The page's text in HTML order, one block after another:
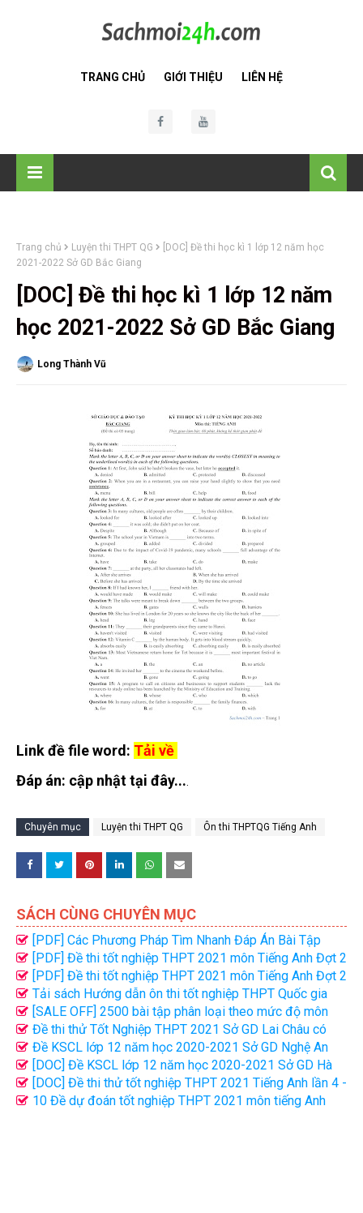
TRANG CHỦ GIỚI THIỆU LIÊN HỆ
Trang chủ Luyện thi THPT QG
[DOC] Đề thi học kì 1 lớp 12 năm học
2021-2022 Sở GD Bắc Giang
[DOC] Đề thi học kì 1 lớp 12 năm
học 2021-2022 Sở GD Bắc Giang
Long Thành Vũ
Link đề file word: Tải về
Đáp án: cập nhật tại đây....
Chuyên mục Luyện thi THPT QG Ôn thi THPTQG Tiếng Anh
SÁCH CÙNG CHUYÊN MỤC
[PDF] Các Phương Pháp Tìm Nhanh Đáp Án Bài Tập
Trắc Nghiệm Môn Toán - Thi THPT
[PDF] Đề thi tốt nghiệp THPT 2021 môn Tiếng Anh Đợt 2
(Mã đề 411)
[PDF] Đề thi tốt nghiệp THPT 2021 môn Tiếng Anh Đợt 2
(Mã đề 416)
Tải sách Hướng dẫn ôn thi tốt nghiệp THPT Quốc gia
2021 môn Tiếng Anh PDF
[SALE OFF] 2500 bài tập phân loại theo mức độ môn
Tiếng Anh FIle word có giải chi tiết
Đề thi thử Tốt Nghiệp THPT 2021 Sở GD Lai Châu có
đáp án
Đề KSCL lớp 12 năm học 2020-2021 Sở GD Nghệ An
Lần 2[DOC] Đề KSCL lớp 12 năm học 2020-2021 Sở GD Hà
Nội
[DOC] Đề thi thử tốt nghiệp THPT 2021 Tiếng Anh lần 4 -
Cô Minh Trang
10 Đề dự đoán tốt nghiệp THPT 2021 môn tiếng Anh